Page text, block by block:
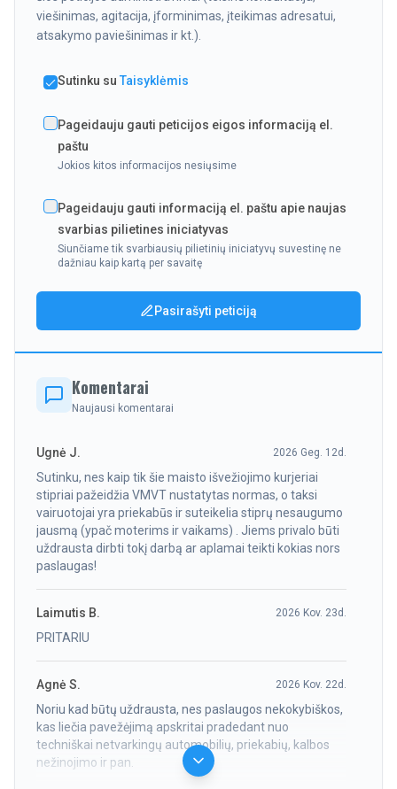
viešinimas, agitacija, įforminimas, įteikimas adresatui,
atsakymo paviešinimas ir kt.).
Sutinku su Taisyklėmis
Pageidauju gauti peticijos eigos informaciją el.
paštu
Jokios kitos informacijos nesiųsime
Pageidauju gauti informaciją el. paštu apie naujas
svarbias pilietines iniciatyvas
Siunčiame tik svarbiausių pilietinių iniciatyvų suvestinę ne
dažniau kaip kartą per savaitę
Pasirašyti peticiją
Komentarai
Naujausi komentarai
Ugnė J. 2026 Geg. 12d.
Sutinku, nes kaip tik šie maisto išvežiojimo kurjeriai
stipriai pažeidžia VMVT nustatytas normas, o taksi
vairuotojai yra priekabūs ir suteikelia stiprų nesaugumo
jausmą (ypač moterims ir vaikams) . Jiems privalo būti
uždrausta dirbti tokį darbą ar aplamai teikti kokias nors
paslaugas!
Laimutis B. 2026 Kov. 23d.
PRITARIU
Agnė S. 2026 Kov. 22d.
Noriu kad būtų uždrausta, nes paslaugos nekokybiškos,
kas liečia pavežėjimą apskritai pradedant nuo
techniškai netvarkingų automobilių, priekabių, kalbos
nežinojimo ir pan.